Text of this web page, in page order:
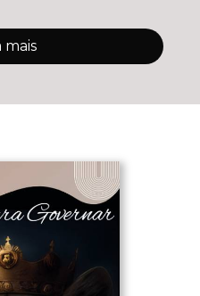
mais